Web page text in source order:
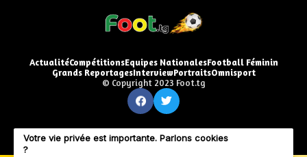
ActualitéCompétitionsEquipes NationalesFootball Féminin
Grands ReportagesInterviewPortraitsOmnisport
© Copyright 2023 Foot.tg
Votre vie privée est importante. Parlons cookies
?